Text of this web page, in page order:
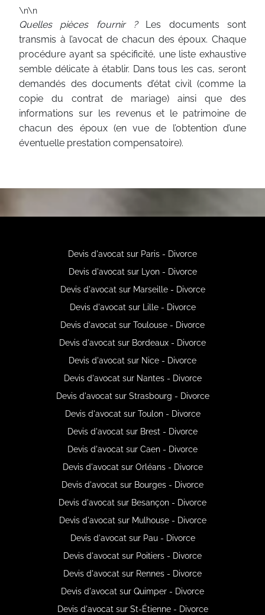
\n\n
Quelles pièces fournir ?Les documents sont
transmis à l’avocat de chacun des époux. Chaque
procédure ayant sa spécificité, une liste exhaustive
semble délicate à établir. Dans tous les cas, seront
demandés des documents d’état civil (comme la
copie du contrat de mariage) ainsi que des
informations sur les revenus et le patrimoine de
chacun des époux (en vue de l’obtention d’une
éventuelle prestation compensatoire).
Devis d'avocat sur Paris - Divorce
Devis d'avocat sur Lyon - Divorce
Devis d'avocat sur Marseille - Divorce
Devis d'avocat sur Lille - Divorce
Devis d'avocat sur Toulouse - Divorce
Devis d'avocat sur Bordeaux - Divorce
Devis d'avocat sur Nice - Divorce
Devis d'avocat sur Nantes - Divorce
Devis d'avocat sur Strasbourg - Divorce
Devis d'avocat sur Toulon - Divorce
Devis d'avocat sur Brest - Divorce
Devis d'avocat sur Caen - Divorce
Devis d'avocat sur Orléans - Divorce
Devis d'avocat sur Bourges - Divorce
Devis d'avocat sur Besançon - Divorce
Devis d'avocat sur Mulhouse - Divorce
Devis d'avocat sur Pau - Divorce
Devis d'avocat sur Poitiers - Divorce
Devis d'avocat sur Rennes - Divorce
Devis d'avocat sur Quimper - Divorce
Devis d'avocat sur St-Étienne - Divorce